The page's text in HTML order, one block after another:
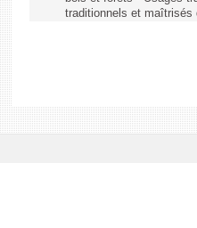
traditionnels et maîtrisés